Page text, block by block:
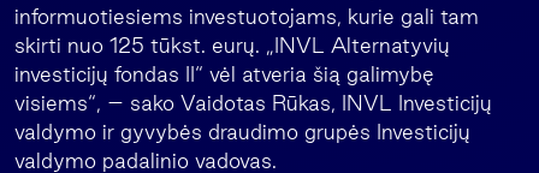
informuotiesiems investuotojams, kurie gali tam
skirti nuo 125 tūkst. eurų. „INVL Alternatyvių
investicijų fondas II“ vėl atveria šią galimybę
visiems“, – sako Vaidotas Rūkas, INVL Investicijų
valdymo ir gyvybės draudimo grupės Investicijų
valdymo padalinio vadovas.